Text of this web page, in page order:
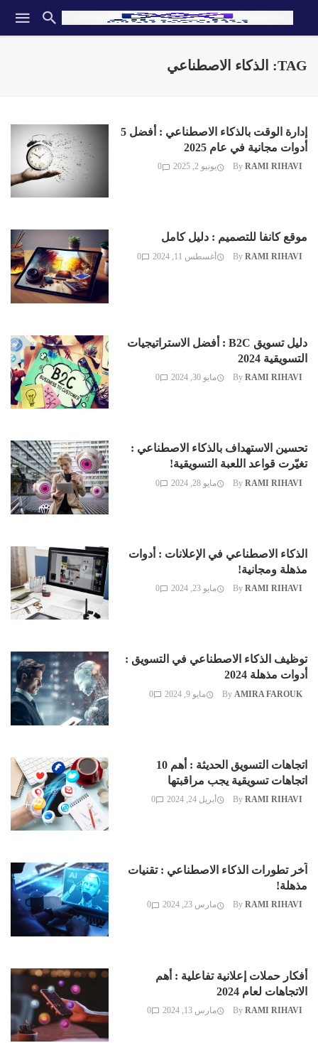
TAG: الذكاء الاصطناعي
إدارة الوقت بالذكاء الاصطناعي : أفضل 5
أدوات مجانية في عام 2025
By RAMI RIHAVI يونيو 2, 2025 0
موقع كانفا للتصميم : دليل كامل
By RAMI RIHAVI أغسطس 11, 2024 0
دليل تسويق B2C : أفضل الاستراتيجيات
التسويقية 2024
By RAMI RIHAVI مايو 30, 2024 0
تحسين الاستهداف بالذكاء الاصطناعي :
تغيّرت قواعد اللعبة التسويقية!
By RAMI RIHAVI مايو 28, 2024 0
الذكاء الاصطناعي في الإعلانات : أدوات
مذهلة ومجانية!
By RAMI RIHAVI مايو 23, 2024 0
توظيف الذكاء الاصطناعي في التسويق :
أدوات مذهلة 2024
By AMIRA FAROUK مايو 9, 2024 0
اتجاهات التسويق الحديثة : أهم 10
اتجاهات تسويقية يجب مراقبتها
By RAMI RIHAVI أبريل 24, 2024 0
آخر تطورات الذكاء الاصطناعي : تقنيات
مذهلة!
By RAMI RIHAVI مارس 23, 2024 0
أفكار حملات إعلانية تفاعلية : أهم
الاتجاهات لعام 2024
By RAMI RIHAVI مارس 13, 2024 0